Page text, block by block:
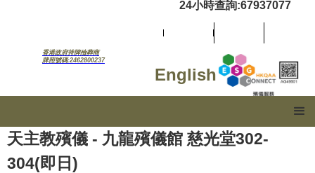
香港政府持牌殮葬商
牌照號碼:2462800237
24小時查詢:67937077
English
天主教殯儀 - 九龍殯儀館 慈光堂302-
304(即日)